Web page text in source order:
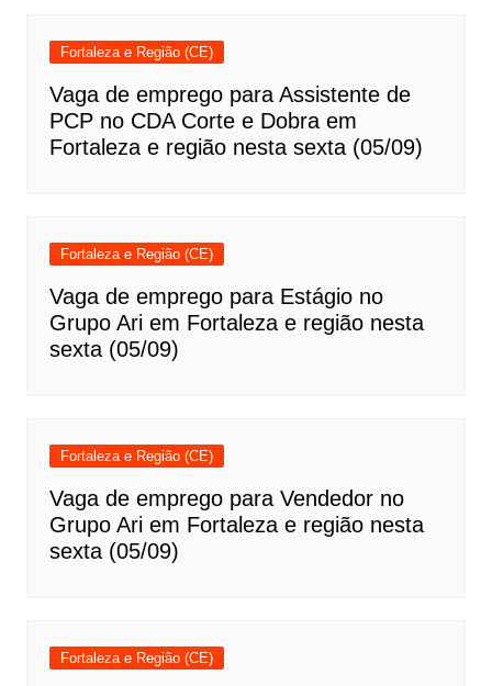
Fortaleza e Região (CE)
Vaga de emprego para Assistente de
PCP no CDA Corte e Dobra em
Fortaleza e região nesta sexta (05/09)
Fortaleza e Região (CE)
Vaga de emprego para Estágio no
Grupo Ari em Fortaleza e região nesta
sexta (05/09)
Fortaleza e Região (CE)
Vaga de emprego para Vendedor no
Grupo Ari em Fortaleza e região nesta
sexta (05/09)
Fortaleza e Região (CE)